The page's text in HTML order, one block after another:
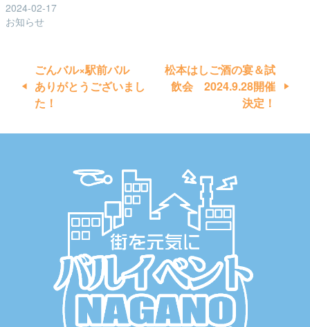
2024-02-17
お知らせ
ビ
ごんバル×駅前バル
ありがとうございまし
た！
松本はしご酒の宴＆試
飲会 2024.9.28開催
決定！